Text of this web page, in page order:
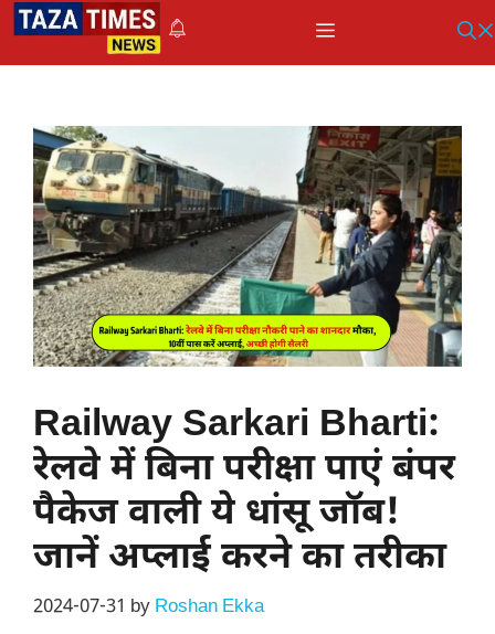
Skip
to
content
Menu
Railway Sarkari Bharti:
रेलवे में बिना परीक्षा पाएं बंपर
पैकेज वाली ये धांसू जॉब!
जानें अप्लाई करने का तरीका
2024-07-31 by Roshan Ekka